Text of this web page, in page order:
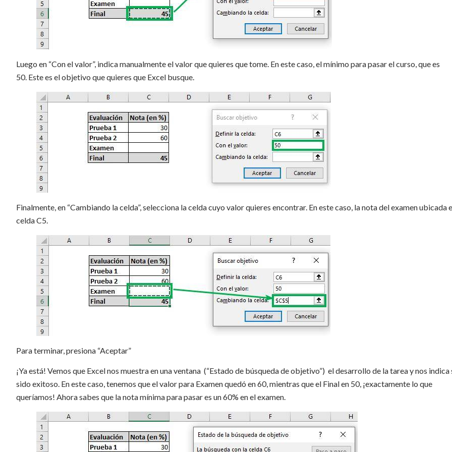
Luego en “Con el valor”, indica manualmente el valor que quieres que tome. En este caso, el mínimo para pasar el curso, que es
50. Este es el objetivo que quieres que Excel busque.
Finalmente, en “Cambiando la celda”, selecciona la celda cuyo valor quieres encontrar. En este caso, la nota del examen ubicada
celda C5.
Para terminar, presiona “Aceptar”
¡Ya está! Vemos que Excel nos muestra en una ventana (“Estado de búsqueda de objetivo”) el desarrollo de la tarea y nos indica
sido exitoso. En este caso, tenemos que el valor para Examen quedó en 60, mientras que el Final en 50, ¡exactamente lo que
queríamos! Ahora sabes que la nota mínima para pasar es un 60% en el examen.